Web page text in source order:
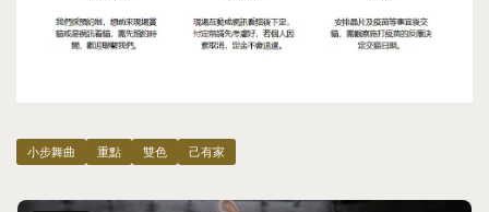
小步舞曲 重點 雙色 己有家